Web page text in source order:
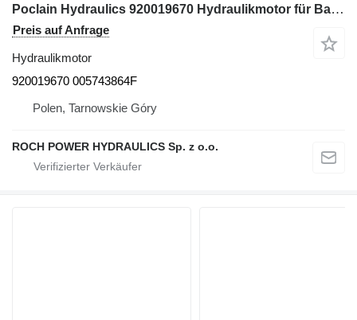
Poclain Hydraulics 920019670 Hydraulikmotor für Bagger
Preis auf Anfrage
Hydraulikmotor
920019670 005743864F
Polen, Tarnowskie Góry
ROCH POWER HYDRAULICS Sp. z o.o.